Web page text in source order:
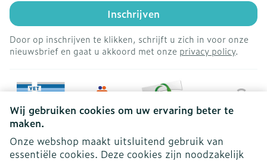
Wij gebruiken cookies om uw ervaring beter te
maken.
Onze webshop maakt uitsluitend gebruik van
essentiële cookies. Deze cookies zijn noodzakelijk
Inschrijven
Door op inschrijven te klikken, schrijft u zich in voor onze
nieuwsbrief en gaat u akkoord met onze privacy policy.